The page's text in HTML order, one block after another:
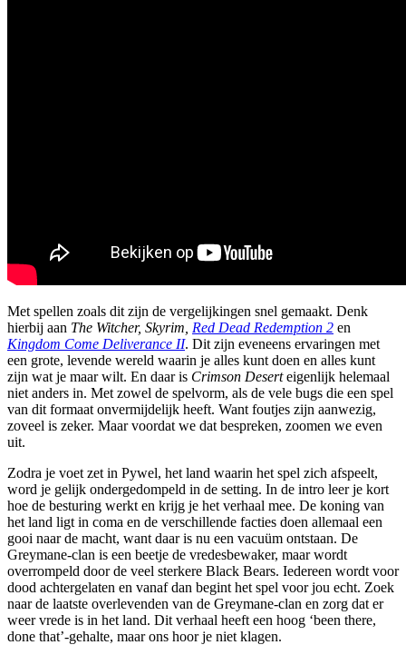
Met spellen zoals dit zijn de vergelijkingen snel gemaakt. Denk
hierbij aan The Witcher, Skyrim, Red Dead Redemption 2 en
Kingdom Come Deliverance II. Dit zijn eveneens ervaringen met
een grote, levende wereld waarin je alles kunt doen en alles kunt
zijn wat je maar wilt. En daar is Crimson Deserteigenlijk helemaal
niet anders in. Met zowel de spelvorm, als de vele bugs die een spel
van dit formaat onvermijdelijk heeft. Want foutjes zijn aanwezig,
zoveel is zeker. Maar voordat we dat bespreken, zoomen we even
uit.
Zodra je voet zet in Pywel, het land waarin het spel zich afspeelt,
word je gelijk ondergedompeld in de setting. In de intro leer je kort
hoe de besturing werkt en krijg je het verhaal mee. De koning van
het land ligt in coma en de verschillende facties doen allemaal een
gooi naar de macht, want daar is nu een vacuüm ontstaan. De
Greymane-clan is een beetje de vredesbewaker, maar wordt
overrompeld door de veel sterkere Black Bears. Iedereen wordt voor
dood achtergelaten en vanaf dan begint het spel voor jou echt. Zoek
naar de laatste overlevenden van de Greymane-clan en zorg dat er
weer vrede is in het land. Dit verhaal heeft een hoog ‘been there,
done that’-gehalte, maar ons hoor je niet klagen.